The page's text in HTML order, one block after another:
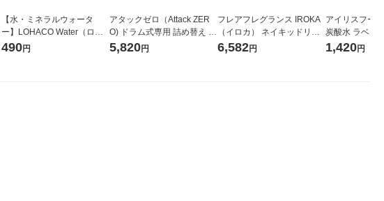
【水・ミネラルウォータ
ー】LOHACO Water（ロハ
コウォーター）2L ラベルレ
490円
アタックゼロ（Attack ZER
O) ドラム式専用 詰め替え メ
ガジャンボ 2300g 1セット
5,820円
フレアフレグランス IROKA
（イロカ） ネイキッドリリ
ーの香り 柔軟剤 詰め替え 超
6,582円
アイリスフー
炭酸水 ラベル
箱（24本入）
1,420円